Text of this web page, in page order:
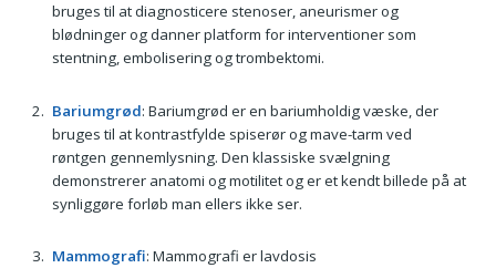
bruges til at diagnosticere stenoser, aneurismer og
blødninger og danner platform for interventioner som
stentning, embolisering og trombektomi.
Bariumgrød: Bariumgrød er en bariumholdig væske, der
bruges til at kontrastfylde spiserør og mave-tarm ved
røntgen gennemlysning. Den klassiske svælgning
demonstrerer anatomi og motilitet og er et kendt billede på at
synliggøre forløb man ellers ikke ser.
Mammografi: Mammografi er lavdosis